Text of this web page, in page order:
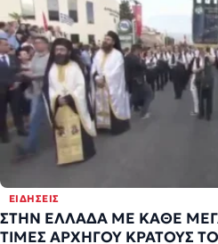
ΕΙΔΉΣΕΙΣ
ΣΤΗΝ ΕΛΛΑΔΑ ΜΕ ΚΑΘΕ
ΤΙΜΕΣ ΑΡΧΗΓΟΥ ΚΡΑΤΟΥΣ